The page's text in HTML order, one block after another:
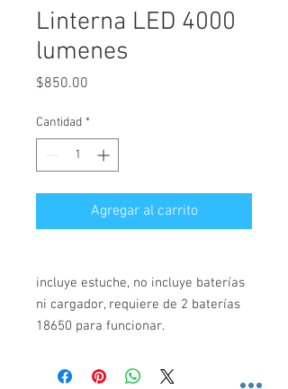
Linterna LED 4000
lumenes
$850.00
Cantidad *
Agregar al carrito
incluye estuche, no incluye baterías
ni cargador, requiere de 2 baterías
18650 para funcionar.